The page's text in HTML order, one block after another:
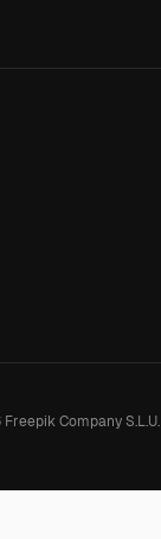
Freepik Company S.L.U.